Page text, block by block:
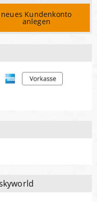
neues Kundenkonto
anlegen